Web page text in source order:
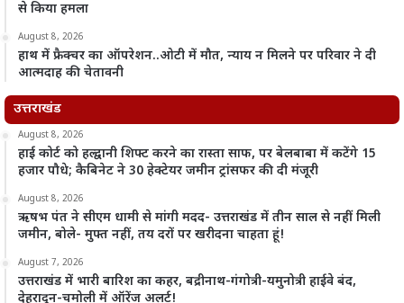
से किया हमला
August 8, 2026
हाथ में फ्रैक्चर का ऑपरेशन..ओटी में मौत, न्याय न मिलने पर परिवार ने दी
आत्मदाह की चेतावनी
उत्तराखंड
August 8, 2026
हाई कोर्ट को हल्द्वानी शिफ्ट करने का रास्ता साफ, पर बेलबाबा में कटेंगे 15
हजार पौधे; कैबिनेट ने 30 हेक्टेयर जमीन ट्रांसफर की दी मंजूरी
August 8, 2026
ऋषभ पंत ने सीएम धामी से मांगी मदद- उत्तराखंड में तीन साल से नहीं मिली
जमीन, बोले- मुफ्त नहीं, तय दरों पर खरीदना चाहता हूं!
August 7, 2026
उत्तराखंड में भारी बारिश का कहर, बद्रीनाथ-गंगोत्री-यमुनोत्री हाईवे बंद,
देहरादून-चमोली में ऑरेंज अलर्ट!